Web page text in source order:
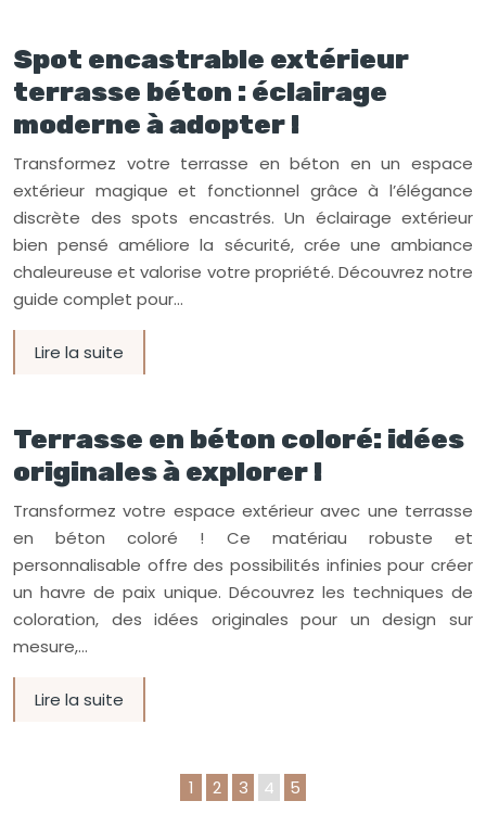
Spot encastrable extérieur
terrasse béton : éclairage
moderne à adopter !
Transformez votre terrasse en béton en un espace
extérieur magique et fonctionnel grâce à l’élégance
discrète des spots encastrés. Un éclairage extérieur
bien pensé améliore la sécurité, crée une ambiance
chaleureuse et valorise votre propriété. Découvrez notre
guide complet pour…
Lire la suite
Terrasse en béton coloré: idées
originales à explorer !
Transformez votre espace extérieur avec une terrasse
en béton coloré ! Ce matériau robuste et
personnalisable offre des possibilités infinies pour créer
un havre de paix unique. Découvrez les techniques de
coloration, des idées originales pour un design sur
mesure,…
Lire la suite
1 2 3 4 5